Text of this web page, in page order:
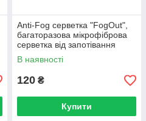
Anti-Fog серветка "FogOut",
багаторазова мікрофіброва
серветка від запотівання
В наявності
120 ₴
Купити